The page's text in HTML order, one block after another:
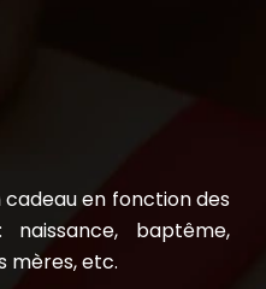
en fonction des
baptême,
mères, etc.